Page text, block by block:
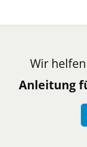
Wir
Anleitung